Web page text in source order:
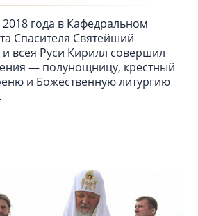
года в Кафедральном
Спасителя Святейший
всея Руси Кирилл совершил
— полунощницу, крестный
и Божественную литургию